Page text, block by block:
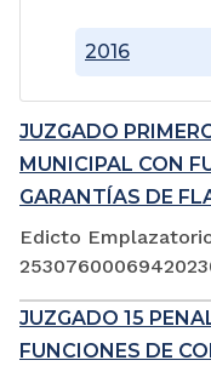
2016
JUZGADO
MUNICIPAL CON
GARANTÍAS DE
Edicto
JUZGADO 15
FUNCIONES DE